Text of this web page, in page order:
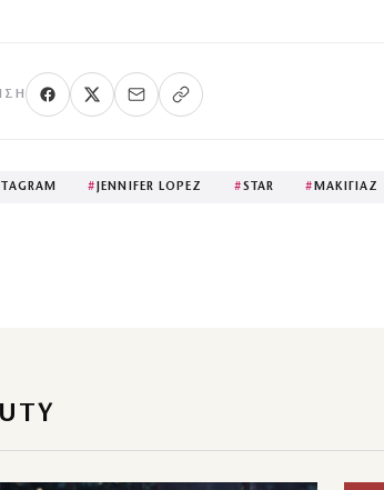
# JENNIFER LOPEZ #STAR #ΜΑΚΙΓΙΑΖ